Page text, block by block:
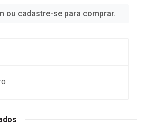
ou cadastre-se para comprar.